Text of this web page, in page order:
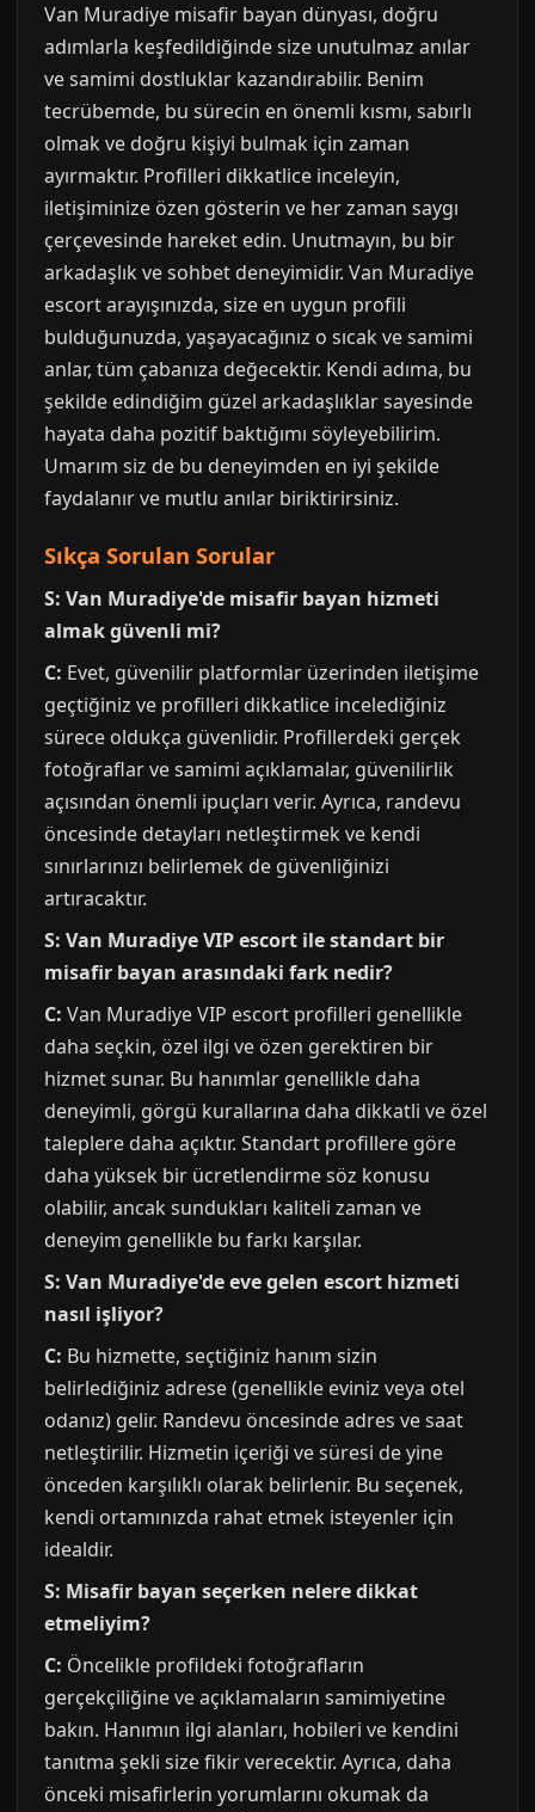
Van Muradiye misafir bayan dünyası, doğru
adımlarla keşfedildiğinde size unutulmaz anılar
ve samimi dostluklar kazandırabilir. Benim
tecrübemde, bu sürecin en önemli kısmı, sabırlı
olmak ve doğru kişiyi bulmak için zaman
ayırmaktır. Profilleri dikkatlice inceleyin,
iletişiminize özen gösterin ve her zaman saygı
çerçevesinde hareket edin. Unutmayın, bu bir
arkadaşlık ve sohbet deneyimidir. Van Muradiye
escort arayışınızda, size en uygun profili
bulduğunuzda, yaşayacağınız o sıcak ve samimi
anlar, tüm çabanıza değecektir. Kendi adıma, bu
şekilde edindiğim güzel arkadaşlıklar sayesinde
hayata daha pozitif baktığımı söyleyebilirim.
Umarım siz de bu deneyimden en iyi şekilde
faydalanır ve mutlu anılar biriktirirsiniz.
Sıkça Sorulan Sorular
S: Van Muradiye'de misafir bayan hizmeti
almak güvenli mi?
C: Evet, güvenilir platformlar üzerinden iletişime
geçtiğiniz ve profilleri dikkatlice incelediğiniz
sürece oldukça güvenlidir. Profillerdeki gerçek
fotoğraflar ve samimi açıklamalar, güvenilirlik
açısından önemli ipuçları verir. Ayrıca, randevu
öncesinde detayları netleştirmek ve kendi
sınırlarınızı belirlemek de güvenliğinizi
artıracaktır.
S: Van Muradiye VIP escort ile standart bir
misafir bayan arasındaki fark nedir?
C: Van Muradiye VIP escort profilleri genellikle
daha seçkin, özel ilgi ve özen gerektiren bir
hizmet sunar. Bu hanımlar genellikle daha
deneyimli, görgü kurallarına daha dikkatli ve özel
taleplere daha açıktır. Standart profillere göre
daha yüksek bir ücretlendirme söz konusu
olabilir, ancak sundukları kaliteli zaman ve
deneyim genellikle bu farkı karşılar.
S: Van Muradiye'de eve gelen escort hizmeti
nasıl işliyor?
C: Bu hizmette, seçtiğiniz hanım sizin
belirlediğiniz adrese (genellikle eviniz veya otel
odanız) gelir. Randevu öncesinde adres ve saat
netleştirilir. Hizmetin içeriği ve süresi de yine
önceden karşılıklı olarak belirlenir. Bu seçenek,
kendi ortamınızda rahat etmek isteyenler için
idealdir.
S: Misafir bayan seçerken nelere dikkat
etmeliyim?
C: Öncelikle profildeki fotoğrafların
gerçekçiliğine ve açıklamaların samimiyetine
bakın. Hanımın ilgi alanları, hobileri ve kendini
tanıtma şekli size fikir verecektir. Ayrıca, daha
önceki misafirlerin yorumlarını okumak da